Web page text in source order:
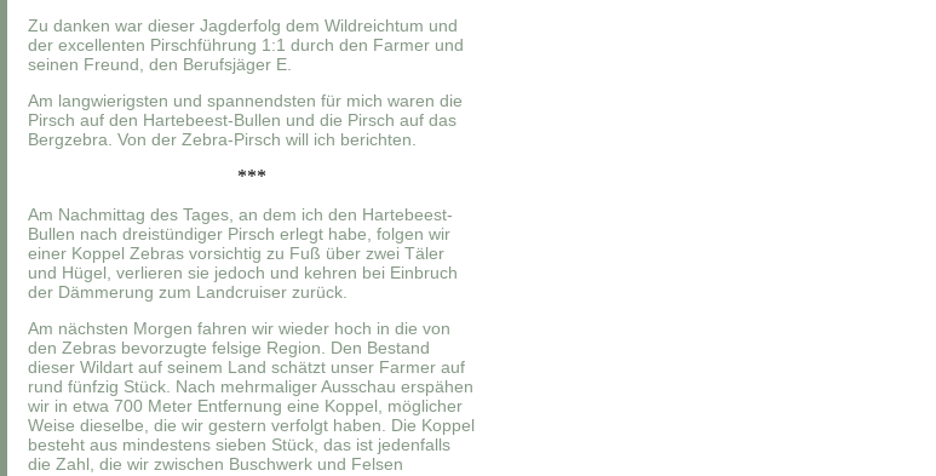
Zu danken war dieser Jagderfolg dem Wildreichtum und
der excellenten Pirschführung 1:1 durch den Farmer und
seinen Freund, den Berufsjäger E.
Am langwierigsten und spannendsten für mich waren die
Pirsch auf den Hartebeest-Bullen und die Pirsch auf das
Bergzebra. Von der Zebra-Pirsch will ich berichten.
***
Am Nachmittag des Tages, an dem ich den Hartebeest-
Bullen nach dreistündiger Pirsch erlegt habe, folgen wir
einer Koppel Zebras vorsichtig zu Fuß über zwei Täler
und Hügel, verlieren sie jedoch und kehren bei Einbruch
der Dämmerung zum Landcruiser zurück.
Am nächsten Morgen fahren wir wieder hoch in die von
den Zebras bevorzugte felsige Region. Den Bestand
dieser Wildart auf seinem Land schätzt unser Farmer auf
rund fünfzig Stück. Nach mehrmaliger Ausschau erspähen
wir in etwa 700 Meter Entfernung eine Koppel, möglicher
Weise dieselbe, die wir gestern verfolgt haben. Die Koppel
besteht aus mindestens sieben Stück, das ist jedenfalls
die Zahl, die wir zwischen Buschwerk und Felsen